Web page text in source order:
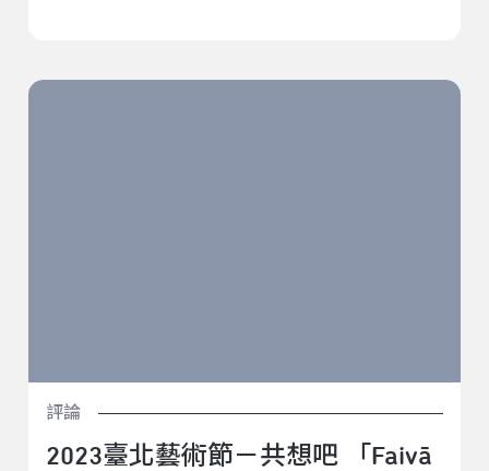
2023臺北藝術節－共想吧 「Faivā Haka — 文化行動的藝
評論
2023臺北藝術節－共想吧 「Faivā